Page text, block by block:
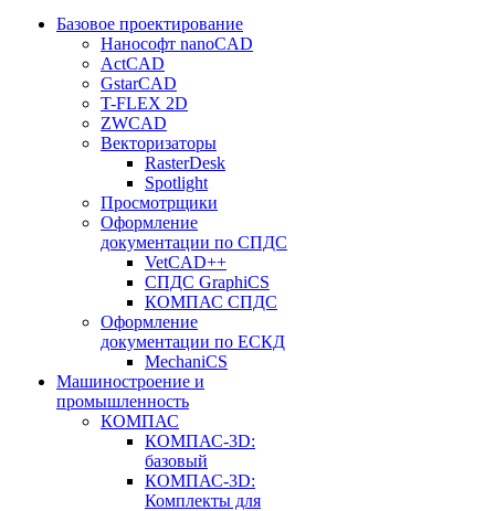
Базовое проектирование
Нанософт nanoCAD
ActCAD
GstarCAD
T-FLEX 2D
ZWCAD
Векторизаторы
RasterDesk
Spotlight
Просмотрщики
Оформление
документации по СПДС
VetCAD++
СПДС GraphiCS
КОМПАС СПДС
Оформление
документации по ЕСКД
MechaniCS
Машиностроение и
промышленность
КОМПАС
КОМПАС-3D:
базовый
КОМПАС-3D:
Комплекты для